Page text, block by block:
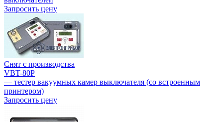
Запросить цену
Снят с производства
VBT-80P
— тестер вакуумных камер выключателя (со встроенным
принтером)
Запросить цену